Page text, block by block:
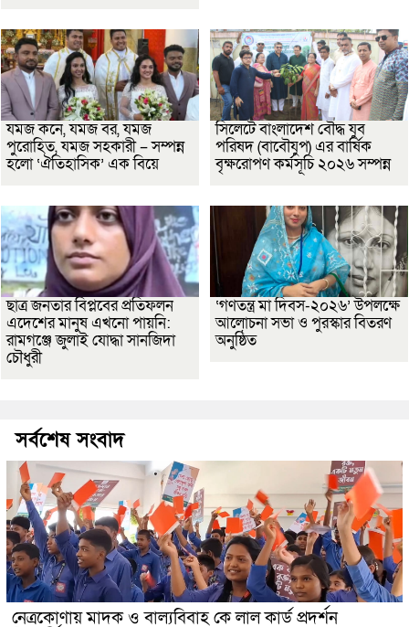
যমজ কনে, যমজ বর, যমজ
পুরোহিত, যমজ সহকারী – সম্পন্ন
হলো ‘ঐতিহাসিক’ এক বিয়ে
সিলেটে বাংলাদেশ বৌদ্ধ যুব
পরিষদ (বাবৌযুপ) এর বার্ষিক
বৃক্ষরোপণ কর্মসূচি ২০২৬ সম্পন্ন
ছাত্র জনতার বিপ্লবের প্রতিফলন
এদেশের মানুষ এখনো পায়নি:
রামগঞ্জে জুলাই যোদ্ধা সানজিদা
চৌধুরী
‘গণতন্ত্র মা দিবস-২০২৬’ উপলক্ষে
আলোচনা সভা ও পুরস্কার বিতরণ
অনুষ্ঠিত
সর্বশেষ সংবাদ
নেত্রকোণায় মাদক ও বাল্যবিবাহ কে লাল কার্ড প্রদর্শন